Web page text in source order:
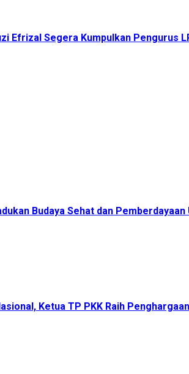
Efrizal Segera Kumpulkan Pengurus
Budaya Sehat dan Pemberdayaan
Ketua TP PKK Raih